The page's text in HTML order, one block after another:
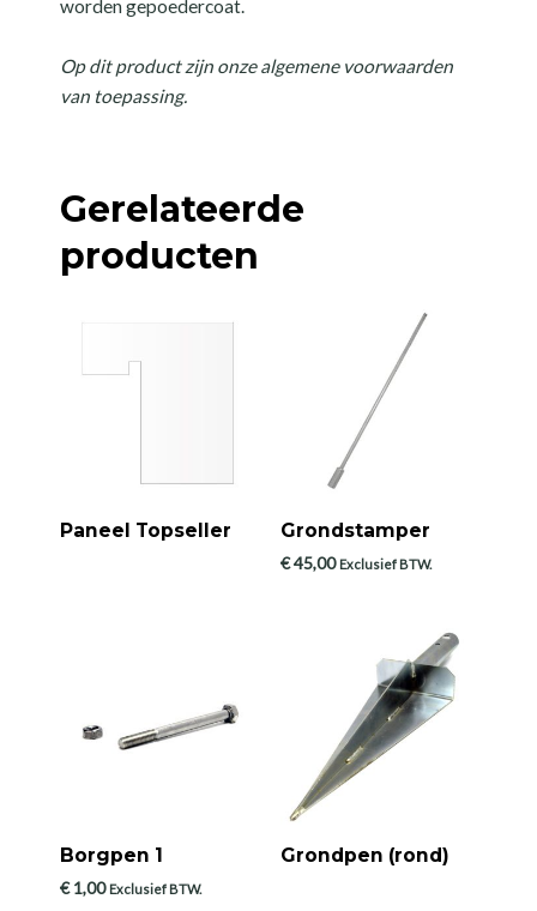
worden gepoedercoat.
Op dit product zijn onze algemene voorwaarden
van toepassing.
Gerelateerde
producten
Paneel Topseller Grondstamper
€45,00 Exclusief BTW.
Borgpen 1
€1,00 Exclusief BTW.
Grondpen (rond)